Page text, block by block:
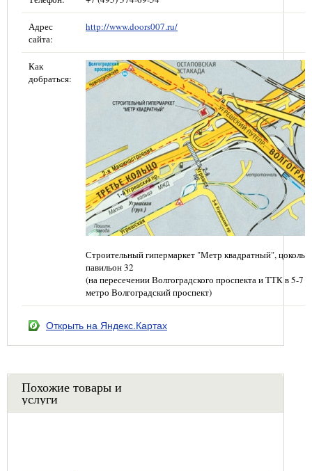
Адрес
сайта:
http://www.doors007.ru/
Как
добраться:
Строительный гипермаркет "Метр квадратный",
павильон 32
(на пересечении Волгоградского проспекта и ТТК в 5-7
метро Волгоградский проспект)
Открыть на Яндекс.Картах
Похожие товары и
услуги